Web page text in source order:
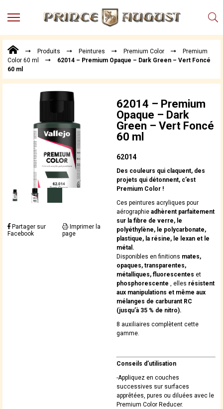
MENU
Points
de
Conseil
Actualités
Téléchargements
Techniques,
trucs et
astuces
Vidéos
Produits Peintures Premium Color
Premium
Color 60 ml
62014 – Premium Opaque – Dark Green – Vert Foncé
60 ml
Partager sur
Facebook
Imprimer la
page
62014 – Premium
Opaque – Dark
Green – Vert Foncé
60 ml
62014
Des couleurs qui claquent, des
projets qui détonnent, c’est
Premium Color !
Ces peintures acryliques pour
aérographie adhèrent parfaitement
sur la fibre de verre, le
polyéthylène, le polycarbonate,
plastique, la résine, le lexan et le
métal.
Disponibles en finitions mates,
opaques, transparentes,
métalliques, fluorescentes et
phosphorescente , elles résistent
aux manipulations et même aux
mélanges de carburant RC
(jusqu’à 35 % de nitro).
8 auxiliaires complètent cette
gamme.
Conseils d’utilisation
-Appliquez en couches
successives sur surfaces
apprêtées, pures ou diluées avec le
Premium Color Reducer.